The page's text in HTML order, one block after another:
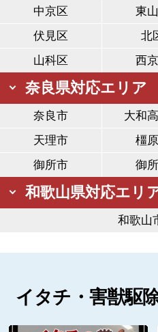
中京区
東
伏見区
北
山科区
西
奈良県対応エリア
奈良市 大和
天理市
橿
御所市
御
和歌山県対応エリ
和歌山
イタチ・害獣駆